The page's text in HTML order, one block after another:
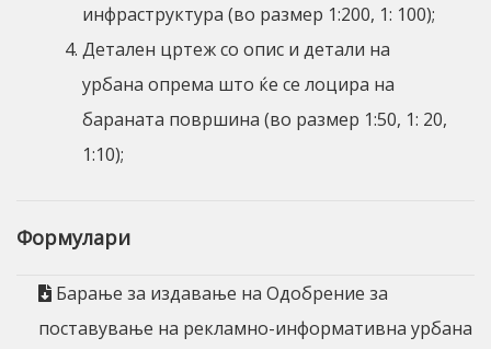
инфраструктура (во размер 1:200, 1: 100);
Детален цртеж со опис и детали на
урбана опрема што ќе се лоцира на
бараната површина (во размер 1:50, 1: 20,
1:10);
Формулари
Барање за издавање на Одобрение за
поставување на рекламно-информативна урбана